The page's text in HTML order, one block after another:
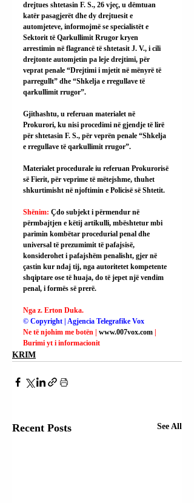
drejtues shtetasin F. S., 26 vjeç, u dëmtuan
katër pasagjerët dhe dy drejtuesit e
automjeteve, informojmë se specialistët e
Sektorit të Qarkullimit Rrugor kryen
arrestimin në flagrancë të shtetasit J. V., i cili
drejtonte automjetin pa leje drejtimi, për
veprat penale “Drejtimi i mjetit në mënyrë të
parregullt” dhe “Shkelja e rregullave të
qarkullimit rrugor”.
Gjithashtu, u referuan materialet në
Prokurori, ku nisi procedimi në gjendje të lirë
për shtetasin F. S., për veprën penale “Shkelja
e rregullave të qarkullimit rrugor”.
Materialet procedurale iu referuan Prokurorisë
së Fierit, për veprime të mëtejshme, thuhet
shkurtimisht në njoftimin e Policisë së Shtetit.
Shënim: Çdo subjekt i përmendur në
përmbajtjen e këtij artikulli, mbështetur mbi
parimin kombëtar procedurial penal dhe
universal të prezumimit të pafajsisë,
konsiderohet i pafajshëm penalisht, gjer në
çastin kur ndaj tij, nga autoritetet kompetente
shqiptare ose të huaja, do të jepet një vendim
penal, i formës së prerë.
Nga z. Erton Duka.
© Copyright | Agjencia Telegrafike Vox
Ne të njohim me botën | www.007vox.com
Burimi yt i informacionit
KRIM
Recent Posts See All